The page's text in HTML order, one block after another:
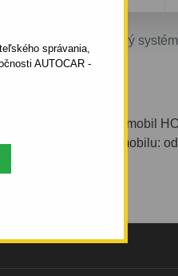
správania,
AUTOCAR -
- 3dv. - skrutkový systém
systémom pre automobil
Rok výroby automobilu: